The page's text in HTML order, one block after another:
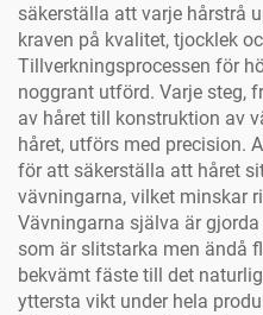
säkerställa att varje hårstrå
kraven på kvalitet, tjocklek
Tillverkningsprocessen för
noggrant utförd. Varje steg,
av håret till konstruktion av
håret, utförs med precision.
för att säkerställa att håret
vävningarna, vilket minskar
Vävningarna själva är
som är slitstarka men ändå
bekvämt fäste till det
yttersta vikt under hela